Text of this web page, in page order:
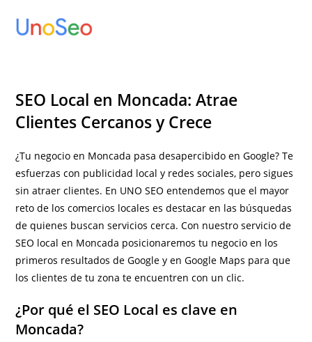
SEO Local en Moncada: Atrae
Clientes Cercanos y Crece
¿Tu negocio en Moncada pasa desapercibido en Google? Te
esfuerzas con publicidad local y redes sociales, pero sigues
sin atraer clientes. En UNO SEO entendemos que el mayor
reto de los comercios locales es destacar en las búsquedas
de quienes buscan servicios cerca. Con nuestro servicio de
SEO local en Moncada posicionaremos tu negocio en los
primeros resultados de Google y en Google Maps para que
los clientes de tu zona te encuentren con un clic.
¿Por qué el SEO Local es clave en
Moncada?